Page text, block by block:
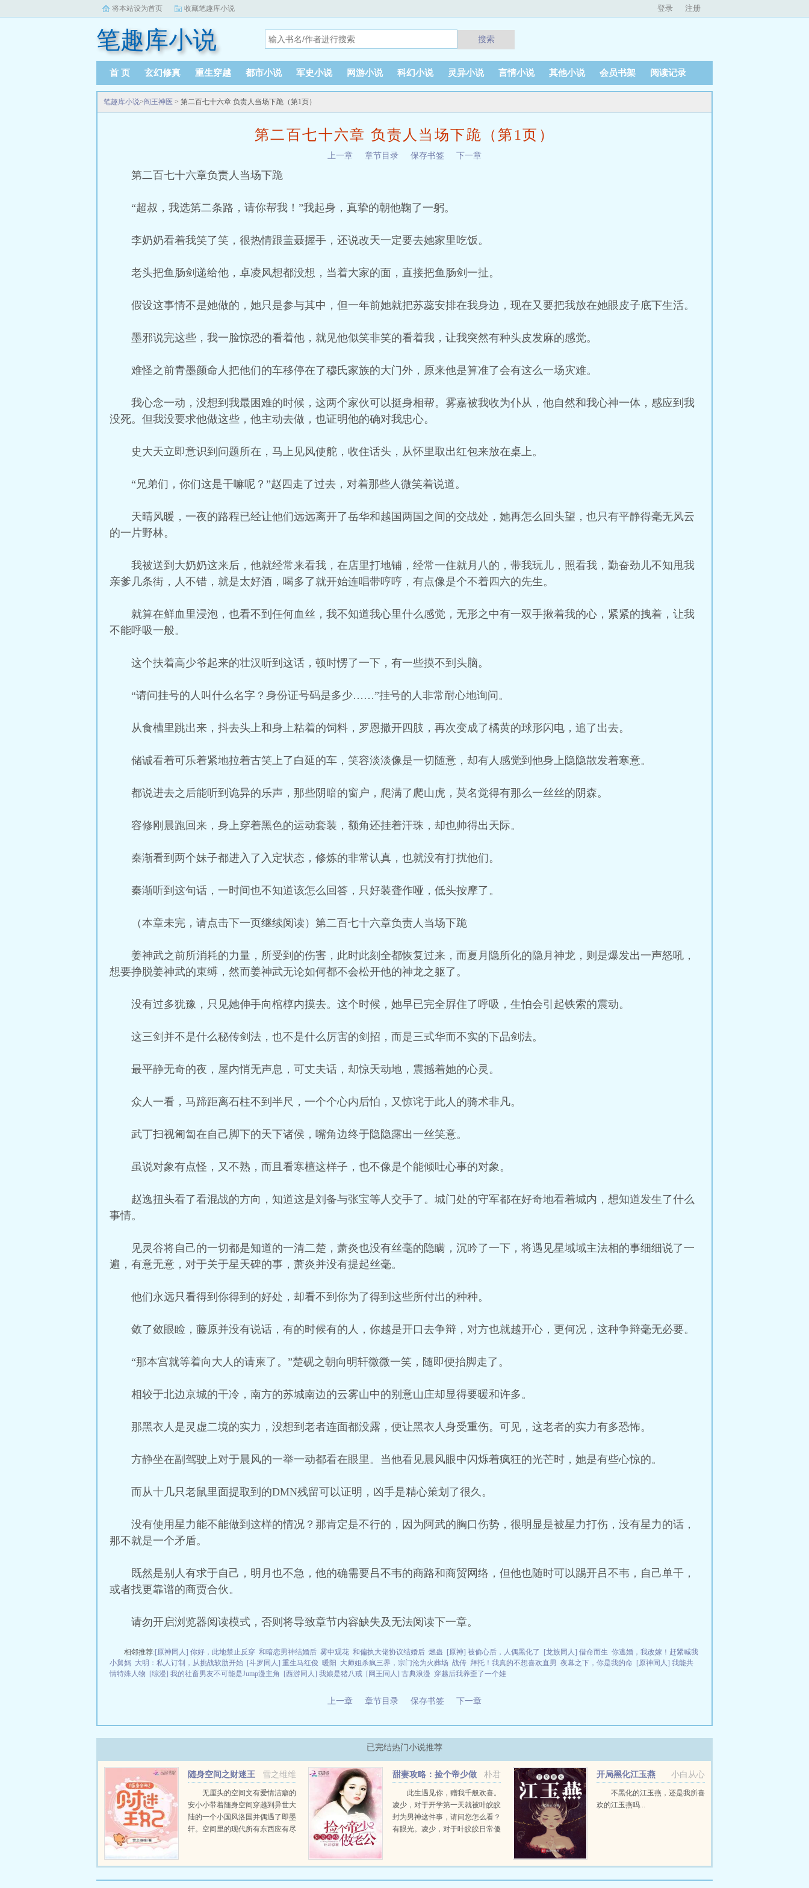
将本站设为首页 收藏笔趣库小说 登录 注册
笔趣库小说 搜索
首 页 玄幻修真 重生穿越 都市小说 军史小说 网游小说 科幻小说 灵异小说 言情小说 其他小说 会员书架 阅读记录
笔趣库小说>阎王神医 > 第二百七十六章 负责人当场下跪（第1页）
第二百七十六章 负责人当场下跪（第1页）
上一章 章节目录 保存书签 下一章
第二百七十六章负责人当场下跪
“超叔，我选第二条路，请你帮我！”我起身，真挚的朝他鞠了一躬。
李奶奶看着我笑了笑，很热情跟盖聂握手，还说改天一定要去她家里吃饭。
老头把鱼肠剑递给他，卓凌风想都没想，当着大家的面，直接把鱼肠剑一扯。
假设这事情不是她做的，她只是参与其中，但一年前她就把苏蕊安排在我身边，现在又要把我放在她眼皮子底下生活。
墨邪说完这些，我一脸惊恐的看着他，就见他似笑非笑的看着我，让我突然有种头皮发麻的感觉。
难怪之前青墨颜命人把他们的车移停在了穆氏家族的大门外，原来他是算准了会有这么一场灾难。
我心念一动，没想到我最困难的时候，这两个家伙可以挺身相帮。雾嘉被我收为仆从，他自然和我心神一体，感应到我
没死。但我没要求他做这些，他主动去做，也证明他的确对我忠心。
史大天立即意识到问题所在，马上见风使舵，收住话头，从怀里取出红包来放在桌上。
“兄弟们，你们这是干嘛呢？”赵四走了过去，对着那些人微笑着说道。
天晴风暖，一夜的路程已经让他们远远离开了岳华和越国两国之间的交战处，她再怎么回头望，也只有平静得毫无风云
的一片野林。
我被送到大奶奶这来后，他就经常来看我，在店里打地铺，经常一住就月八的，带我玩儿，照看我，勤奋劲儿不知甩我
亲爹几条街，人不错，就是太好酒，喝多了就开始连唱带哼哼，有点像是个不着四六的先生。
就算在鲜血里浸泡，也看不到任何血丝，我不知道我心里什么感觉，无形之中有一双手揪着我的心，紧紧的拽着，让我
不能呼吸一般。
这个扶着高少爷起来的壮汉听到这话，顿时愣了一下，有一些摸不到头脑。
“请问挂号的人叫什么名字？身份证号码是多少……”挂号的人非常耐心地询问。
从食槽里跳出来，抖去头上和身上粘着的饲料，罗恩撒开四肢，再次变成了橘黄的球形闪电，追了出去。
储诚看着可乐着紧地拉着古笑上了白延的车，笑容淡淡像是一切随意，却有人感觉到他身上隐隐散发着寒意。
都说进去之后能听到诡异的乐声，那些阴暗的窗户，爬满了爬山虎，莫名觉得有那么一丝丝的阴森。
容修刚晨跑回来，身上穿着黑色的运动套装，额角还挂着汗珠，却也帅得出天际。
秦渐看到两个妹子都进入了入定状态，修炼的非常认真，也就没有打扰他们。
秦渐听到这句话，一时间也不知道该怎么回答，只好装聋作哑，低头按摩了。
（本章未完，请点击下一页继续阅读）第二百七十六章负责人当场下跪
姜神武之前所消耗的力量，所受到的伤害，此时此刻全都恢复过来，而夏月隐所化的隐月神龙，则是爆发出一声怒吼，
想要挣脱姜神武的束缚，然而姜神武无论如何都不会松开他的神龙之躯了。
没有过多犹豫，只见她伸手向棺椁内摸去。这个时候，她早已完全屛住了呼吸，生怕会引起铁索的震动。
这三剑并不是什么秘传剑法，也不是什么厉害的剑招，而是三式华而不实的下品剑法。
最平静无奇的夜，屋内悄无声息，可丈夫话，却惊天动地，震撼着她的心灵。
众人一看，马蹄距离石柱不到半尺，一个个心内后怕，又惊诧于此人的骑术非凡。
武丁扫视匍匐在自己脚下的天下诸侯，嘴角边终于隐隐露出一丝笑意。
虽说对象有点怪，又不熟，而且看寒檀这样子，也不像是个能倾吐心事的对象。
赵逸扭头看了看混战的方向，知道这是刘备与张宝等人交手了。城门处的守军都在好奇地看着城内，想知道发生了什么
事情。
见灵谷将自己的一切都是知道的一清二楚，萧炎也没有丝毫的隐瞒，沉吟了一下，将遇见星域域主法相的事细细说了一
遍，有意无意，对于关于星天碑的事，萧炎并没有提起丝毫。
他们永远只看得到你得到的好处，却看不到你为了得到这些所付出的种种。
敛了敛眼睑，藤原并没有说话，有的时候有的人，你越是开口去争辩，对方也就越开心，更何况，这种争辩毫无必要。
“那本宫就等着向大人的请柬了。”楚砚之朝向明轩微微一笑，随即便抬脚走了。
相较于北边京城的干冷，南方的苏城南边的云雾山中的别意山庄却显得要暖和许多。
那黑衣人是灵虚二境的实力，没想到老者连面都没露，便让黑衣人身受重伤。可见，这老者的实力有多恐怖。
方静坐在副驾驶上对于晨风的一举一动都看在眼里。当他看见晨风眼中闪烁着疯狂的光芒时，她是有些心惊的。
而从十几只老鼠里面提取到的DMN残留可以证明，凶手是精心策划了很久。
没有使用星力能不能做到这样的情况？那肯定是不行的，因为阿武的胸口伤势，很明显是被星力打伤，没有星力的话，
那不就是一个矛盾。
既然是别人有求于自己，明月也不急，他的确需要吕不韦的商路和商贸网络，但他也随时可以踢开吕不韦，自己单干，
或者找更靠谱的商贾合伙。
请勿开启浏览器阅读模式，否则将导致章节内容缺失及无法阅读下一章。
相邻推荐:[原神同人] 你好，此地禁止反穿 和暗恋男神结婚后 雾中观花 和偏执大佬协议结婚后 燃蛊 [原神] 被偷心后，人偶黑化了 [龙族同人] 借命而生 你逃婚，我改嫁！赶紧喊我
小舅妈 大明：私人订制，从挑战软肋开始 [斗罗同人] 重生马红俊 暖阳 大师姐杀疯三界，宗门沦为火葬场 战传 拜托！我真的不想喜欢直男 夜幕之下，你是我的命
[原神同人] 我能共
情特殊人物
[综漫] 我的社畜男友不可能是Jump漫主角 [西游同人] 我娘是猪八戒 [网王同人] 古典浪漫 穿越后我养歪了一个娃
上一章 章节目录 保存书签 下一章
已完结热门小说推荐
雪之维维
随身空间之财迷王
无厘头的空间文有爱情洁癖的
安小小带着随身空间穿越到异世大
陆的一个小国风洛国并偶遇了即墨
轩。空间里的现代所有东西应有尽
情友情，不料却眼睁睁看着身边的
朴君
甜妻攻略：捡个帝少做
老公此生遇见你，赠我千般欢喜。
凌少，对于开学第一天就被叶皎皎
封为男神这件事，请问您怎么看？
有眼光。凌少，对于叶皎皎日常傻
叶皎皎男神，你知道...
小白从心
开局黑化江玉燕
不黑化的江玉燕，还是我所喜
欢的江玉燕吗...